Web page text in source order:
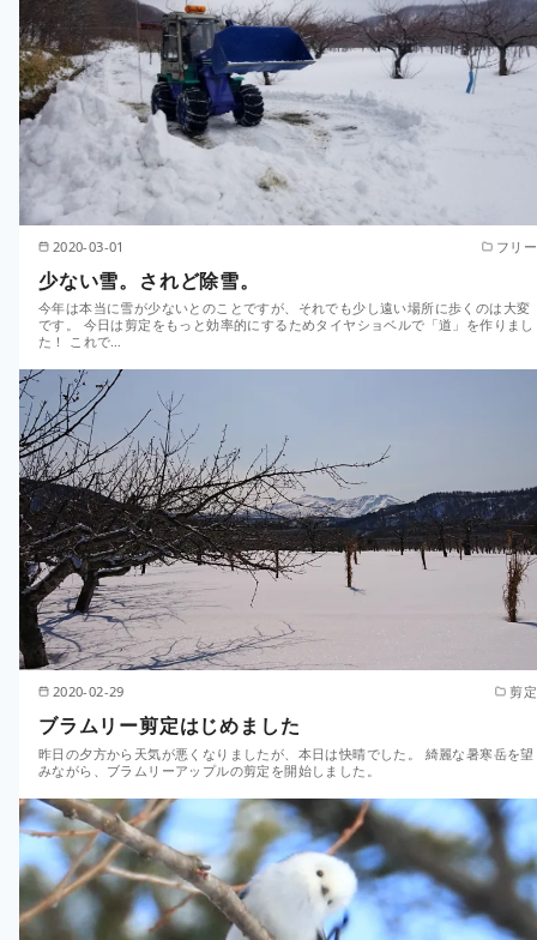
2020-03-01 フリー
少ない雪。されど除雪。
今年は本当に雪が少ないとのことですが、それでも少し遠い場所に歩くのは大変
です。 今日は剪定をもっと効率的にするためタイヤショベルで「道」を作りまし
た！ これで…
2020-02-29 剪定
ブラムリー剪定はじめました
昨日の夕方から天気が悪くなりましたが、本日は快晴でした。 綺麗な暑寒岳を望
みながら、ブラムリーアップルの剪定を開始しました。